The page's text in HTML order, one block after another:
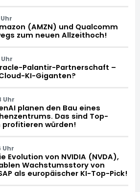
(AMZN) und Qualcomm
zum neuen Allzeithoch!
Palantir-Partnerschaft –
KI-Giganten?
Uhr
planen den Bau eines
Das sind Top-
profitieren würden!
Uhr
Evolution von NVIDIA (NVDA),
Wachstumsstory von
als europäischer KI-Top-Pick!